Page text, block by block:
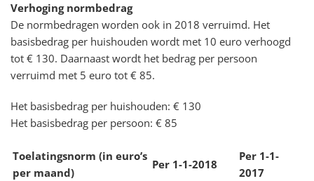
Verhoging normbedrag
De normbedragen worden ook in 2018 verruimd. Het
basisbedrag per huishouden wordt met 10 euro verhoogd
tot € 130. Daarnaast wordt het bedrag per persoon
verruimd met 5 euro tot € 85.
Het basisbedrag per huishouden: € 130
Het basisbedrag per persoon: € 85
Toelatingsnorm (in euro’s
per maand)
Per 1-1-2018
Per 1-1-
2017